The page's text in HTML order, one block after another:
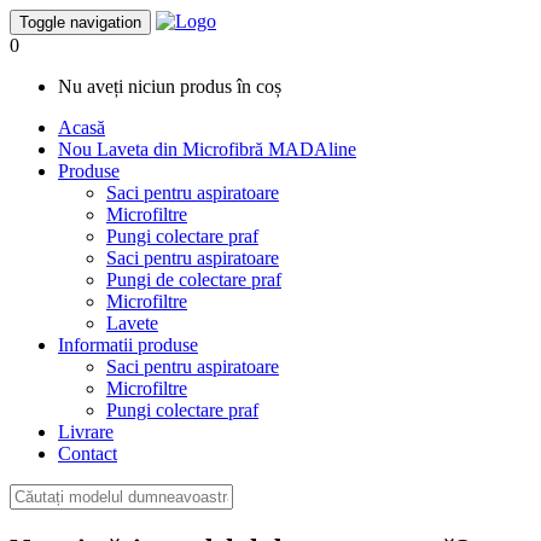
Toggle navigation
0
Nu aveți niciun produs în coș
Acasă
Nou Laveta din Microfibră MADAline
Produse
Saci pentru aspiratoare
Microfiltre
Pungi colectare praf
Saci pentru aspiratoare
Pungi de colectare praf
Microfiltre
Lavete
Informatii produse
Saci pentru aspiratoare
Microfiltre
Pungi colectare praf
Livrare
Contact